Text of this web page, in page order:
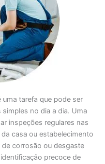
uma tarefa que pode ser
no dia a dia. Uma
inspeções regulares nas
casa ou estabelecimento
de corrosão ou desgaste
precoce de